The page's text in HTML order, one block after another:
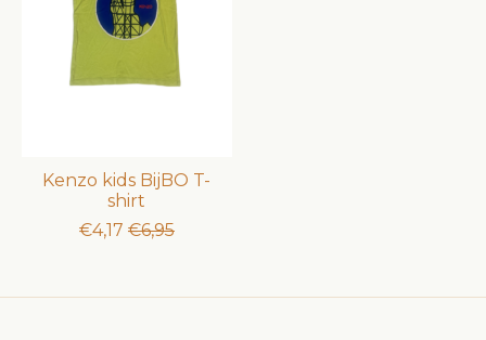
Kenzo kids BijBO T-
shirt
€4,17 €6,95